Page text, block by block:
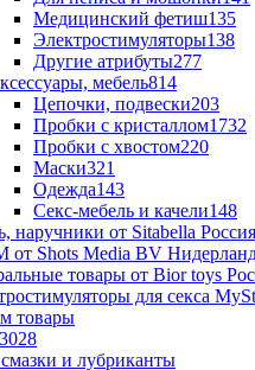
Медицинский фетиш135
Электростимуляторы138
Другие атрибуты277
мебель814
Цепочки, подвески203
Пробки с кристаллом1732
Пробки с хвостом220
Маски321
Одежда143
Секс-мебель и качели148
товары
3028